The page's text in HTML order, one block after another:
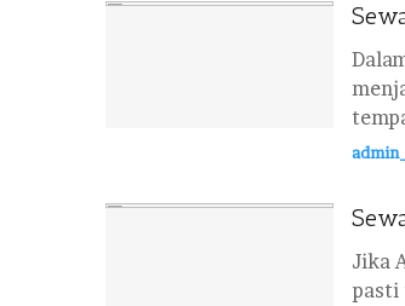
Jika
pasti